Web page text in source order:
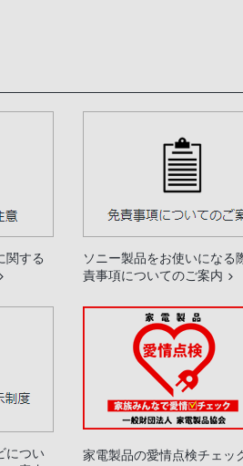
関する
ソニー製品をお使いになる
責事項についてのご案内
につい
家電製品の愛情点検チェッ